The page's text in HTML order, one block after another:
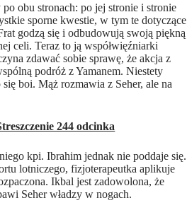
obu stronach: po jej stronie i stronie
sporne kwestie, w tym te dotyczące
godzą się i odbudowują swoją piękną
celi. Teraz to ją współwięźniarki
zdawać sobie sprawę, że akcja z
podróż z Yamanem. Niestety
boi. Mąż rozmawia z Seher, ale na
244 odcinka
kpi. Ibrahim jednak nie poddaje się.
lotniczego, fizjoterapeutka aplikuje
Ikbal jest zadowolona, że
Seher władzy w nogach.